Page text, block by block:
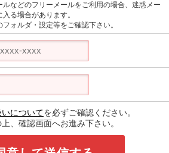
などのフリーメールをご利用の場合、迷惑メー
入る場合があります。
ォルダ・設定等をご確認下さい。
についてを必ずご確認ください。
、確認画面へお進み下さい。